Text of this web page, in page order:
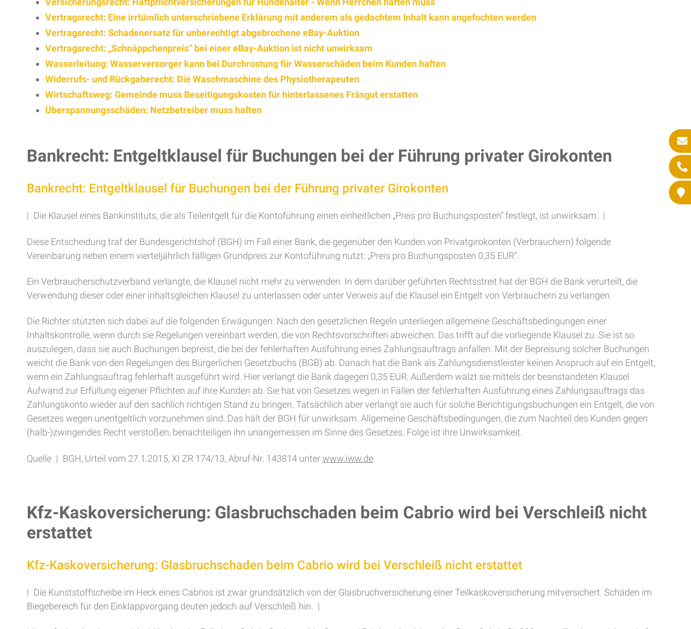
Vertragsrecht: Eine irrtümlich unterschriebene Erklärung mit anderem als gedachtem Inhalt kann angefochten werden
Vertragsrecht: Schadenersatz für unberechtigt abgebrochene eBay-Auktion
Vertragsrecht: „Schnäppchenpreis“ bei einer eBay-Auktion ist nicht unwirksam
Wasserleitung: Wasserversorger kann bei Durchrostung für Wasserschäden beim Kunden haften
Widerrufs- und Rückgaberecht: Die Waschmaschine des Physiotherapeuten
Wirtschaftsweg: Gemeinde muss Beseitigungskosten für hinterlassenes Fräsgut erstatten
Überspannungsschäden: Netzbetreiber muss haften
Bankrecht: Entgeltklausel für Buchungen bei der Führung privater Girokonten
Bankrecht: Entgeltklausel für Buchungen bei der Führung privater Girokonten
| Die Klausel eines Bankinstituts, die als Teilentgelt für die Kontoführung einen einheitlichen „Preis pro Buchungsposten“ festlegt, ist unwirksam. |
Diese Entscheidung traf der Bundesgerichtshof (BGH) im Fall einer Bank, die gegenüber den Kunden von Privatgirokonten (Verbrauchern) folgende
Vereinbarung neben einem vierteljährlich fälligen Grundpreis zur Kontoführung nutzt: „Preis pro Buchungsposten 0,35 EUR“.
Ein Verbraucherschutzverband verlangte, die Klausel nicht mehr zu verwenden. In dem darüber geführten Rechtsstreit hat der BGH die Bank verurteilt, die
Verwendung dieser oder einer inhaltsgleichen Klausel zu unterlassen oder unter Verweis auf die Klausel ein Entgelt von Verbrauchern zu verlangen.
Die Richter stützten sich dabei auf die folgenden Erwägungen: Nach den gesetzlichen Regeln unterliegen allgemeine Geschäftsbedingungen einer
Inhaltskontrolle, wenn durch sie Regelungen vereinbart werden, die von Rechtsvorschriften abweichen. Das trifft auf die vorliegende Klausel zu. Sie ist so
auszulegen, dass sie auch Buchungen bepreist, die bei der fehlerhaften Ausführung eines Zahlungsauftrags anfallen. Mit der Bepreisung solcher Buchungen
weicht die Bank von den Regelungen des Bürgerlichen Gesetzbuchs (BGB) ab. Danach hat die Bank als Zahlungsdienstleister keinen Anspruch auf ein Entgelt,
wenn ein Zahlungsauftrag fehlerhaft ausgeführt wird. Hier verlangt die Bank dagegen 0,35 EUR. Außerdem wälzt sie mittels der beanstandeten Klausel
Aufwand zur Erfüllung eigener Pflichten auf ihre Kunden ab. Sie hat von Gesetzes wegen in Fällen der fehlerhaften Ausführung eines Zahlungsauftrags das
Zahlungskonto wieder auf den sachlich richtigen Stand zu bringen. Tatsächlich aber verlangt sie auch für solche Berichtigungsbuchungen ein Entgelt, die von
Gesetzes wegen unentgeltlich vorzunehmen sind. Das hält der BGH für unwirksam. Allgemeine Geschäftsbedingungen, die zum Nachteil des Kunden gegen
(halb-)zwingendes Recht verstoßen, benachteiligen ihn unangemessen im Sinne des Gesetzes. Folge ist ihre Unwirksamkeit.
Quelle | BGH, Urteil vom 27.1.2015, XI ZR 174/13, Abruf-Nr. 143814 unterwww.iww.de
Kfz-Kaskoversicherung: Glasbruchschaden beim Cabrio wird bei Verschleiß nicht
erstattet
Kfz-Kaskoversicherung: Glasbruchschaden beim Cabrio wird bei Verschleiß nicht erstattet
| Die Kunststoffscheibe im Heck eines Cabrios ist zwar grundsätzlich von der Glasbruchversicherung einer Teilkaskoversicherung mitversichert. Schäden im
Biegebereich für den Einklappvorgang deuten jedoch auf Verschleiß hin. |